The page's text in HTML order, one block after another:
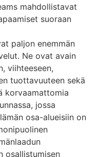
mahdollistavat
suoraan
paljon enemmän
Ne ovat avain
viihteeseen,
tuottavuuteen sekä
korvaamattomia
jossa
osa-alueisiin on
osallistumisen